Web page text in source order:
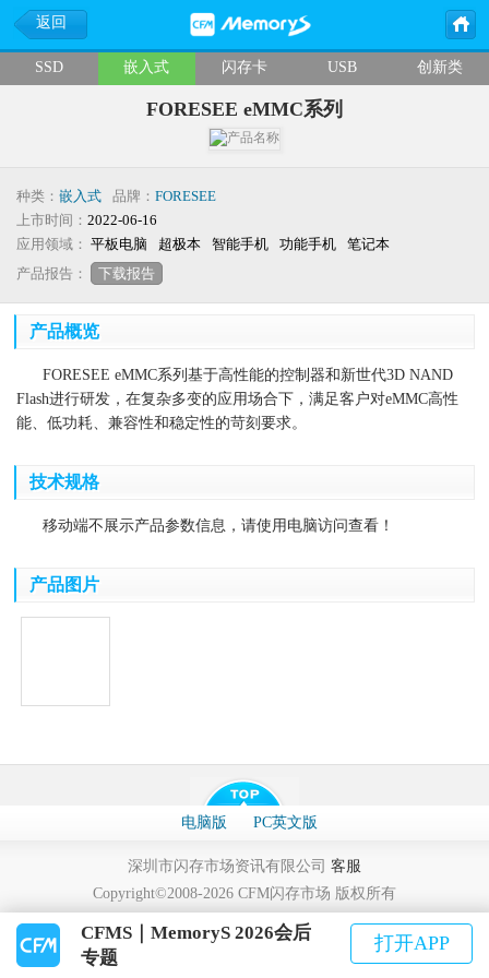
返回
SSD 嵌入式 闪存卡 USB 创新类
FORESEE eMMC系列
种类： 嵌入式 品牌： FORESEE
上市时间： 2022-06-16
应用领域： 平板电脑 超极本 智能手机 功能手机
笔记本
产品报告：
下载报告
产品概览
FORESEE eMMC系列基于高性能的控制器和新世代3D NAND
Flash进行研发，在复杂多变的应用场合下，满足客户对eMMC高性
能、低功耗、兼容性和稳定性的苛刻要求。
技术规格
移动端不展示产品参数信息，请使用电脑访问查看！
产品图片
电脑版 PC英文版
深圳市闪存市场资讯有限公司 客服
Copyright©2008-2026 CFM闪存市场 版权所有
CFMS｜MemoryS 2026会后
专题
打开APP